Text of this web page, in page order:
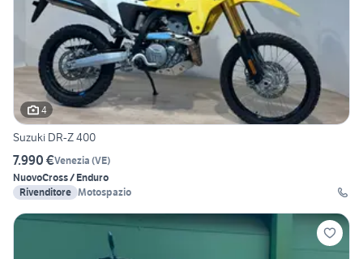
4
Suzuki DR-Z 400
7.990 €Venezia (VE)
NuovoCross / Enduro
Rivenditore Motospazio